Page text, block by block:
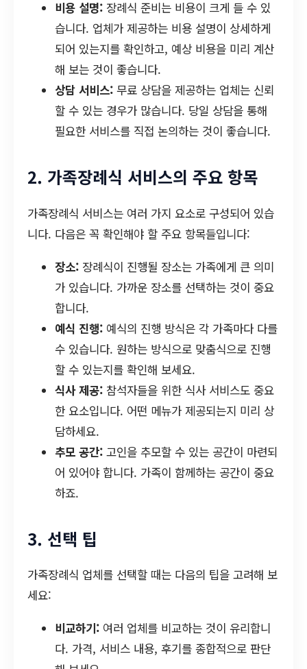
비용 설명: 장례식 준비는 비용이 크게 들 수 있
습니다. 업체가 제공하는 비용 설명이 상세하게
되어 있는지를 확인하고, 예상 비용을 미리 계산
해 보는 것이 좋습니다.
상담 서비스: 무료 상담을 제공하는 업체는 신뢰
할 수 있는 경우가 많습니다. 당일 상담을 통해
필요한 서비스를 직접 논의하는 것이 좋습니다.
2. 가족장례식 서비스의 주요 항목
가족장례식 서비스는 여러 가지 요소로 구성되어 있습
니다. 다음은 꼭 확인해야 할 주요 항목들입니다:
장소: 장례식이 진행될 장소는 가족에게 큰 의미
가 있습니다. 가까운 장소를 선택하는 것이 중요
합니다.
예식 진행: 예식의 진행 방식은 각 가족마다 다를
수 있습니다. 원하는 방식으로 맞춤식으로 진행
할 수 있는지를 확인해 보세요.
식사 제공: 참석자들을 위한 식사 서비스도 중요
한 요소입니다. 어떤 메뉴가 제공되는지 미리 상
담하세요.
추모 공간: 고인을 추모할 수 있는 공간이 마련되
어 있어야 합니다. 가족이 함께하는 공간이 중요
하죠.
3. 선택 팁
가족장례식 업체를 선택할 때는 다음의 팁을 고려해 보
세요:
비교하기: 여러 업체를 비교하는 것이 유리합니
다. 가격, 서비스 내용, 후기를 종합적으로 판단